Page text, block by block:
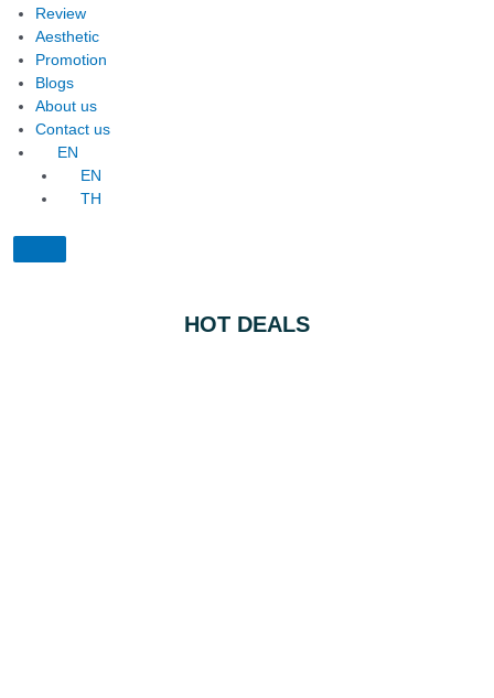
Review
Aesthetic
Promotion
Blogs
About us
Contact us
EN
EN
TH
HOT DEALS